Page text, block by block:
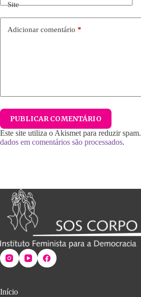
Site
Adicionar comentário *
PUBLICAR COMENTÁRIO
Este site utiliza o Akismet para reduzir spam.
dados em comentários são processados.
Início